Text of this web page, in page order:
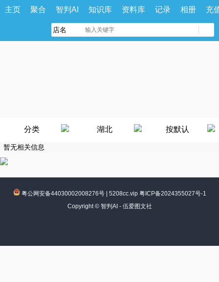
主页 聚合 智判AI 知识库 资料库 记录 相册 充
分类 湖北 按默认
暂无相关信息
粤公网安备44030002008276号| 5208cc.vip 粤ICP备2024355027号-1
Copyright © 智判AI - 伍爱图文社